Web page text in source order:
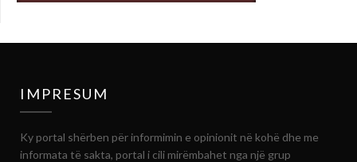
IMPRESUM
Ky portal shërben për informimin e opinionit në kohë dhe me
informata të sakta, portal i cili mirëmbahet nga një grup